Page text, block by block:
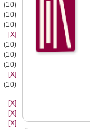
(10)
(10)
(10)
[X]
(10)
(10)
(10)
[X]
(10)
[X]
[X]
[X]